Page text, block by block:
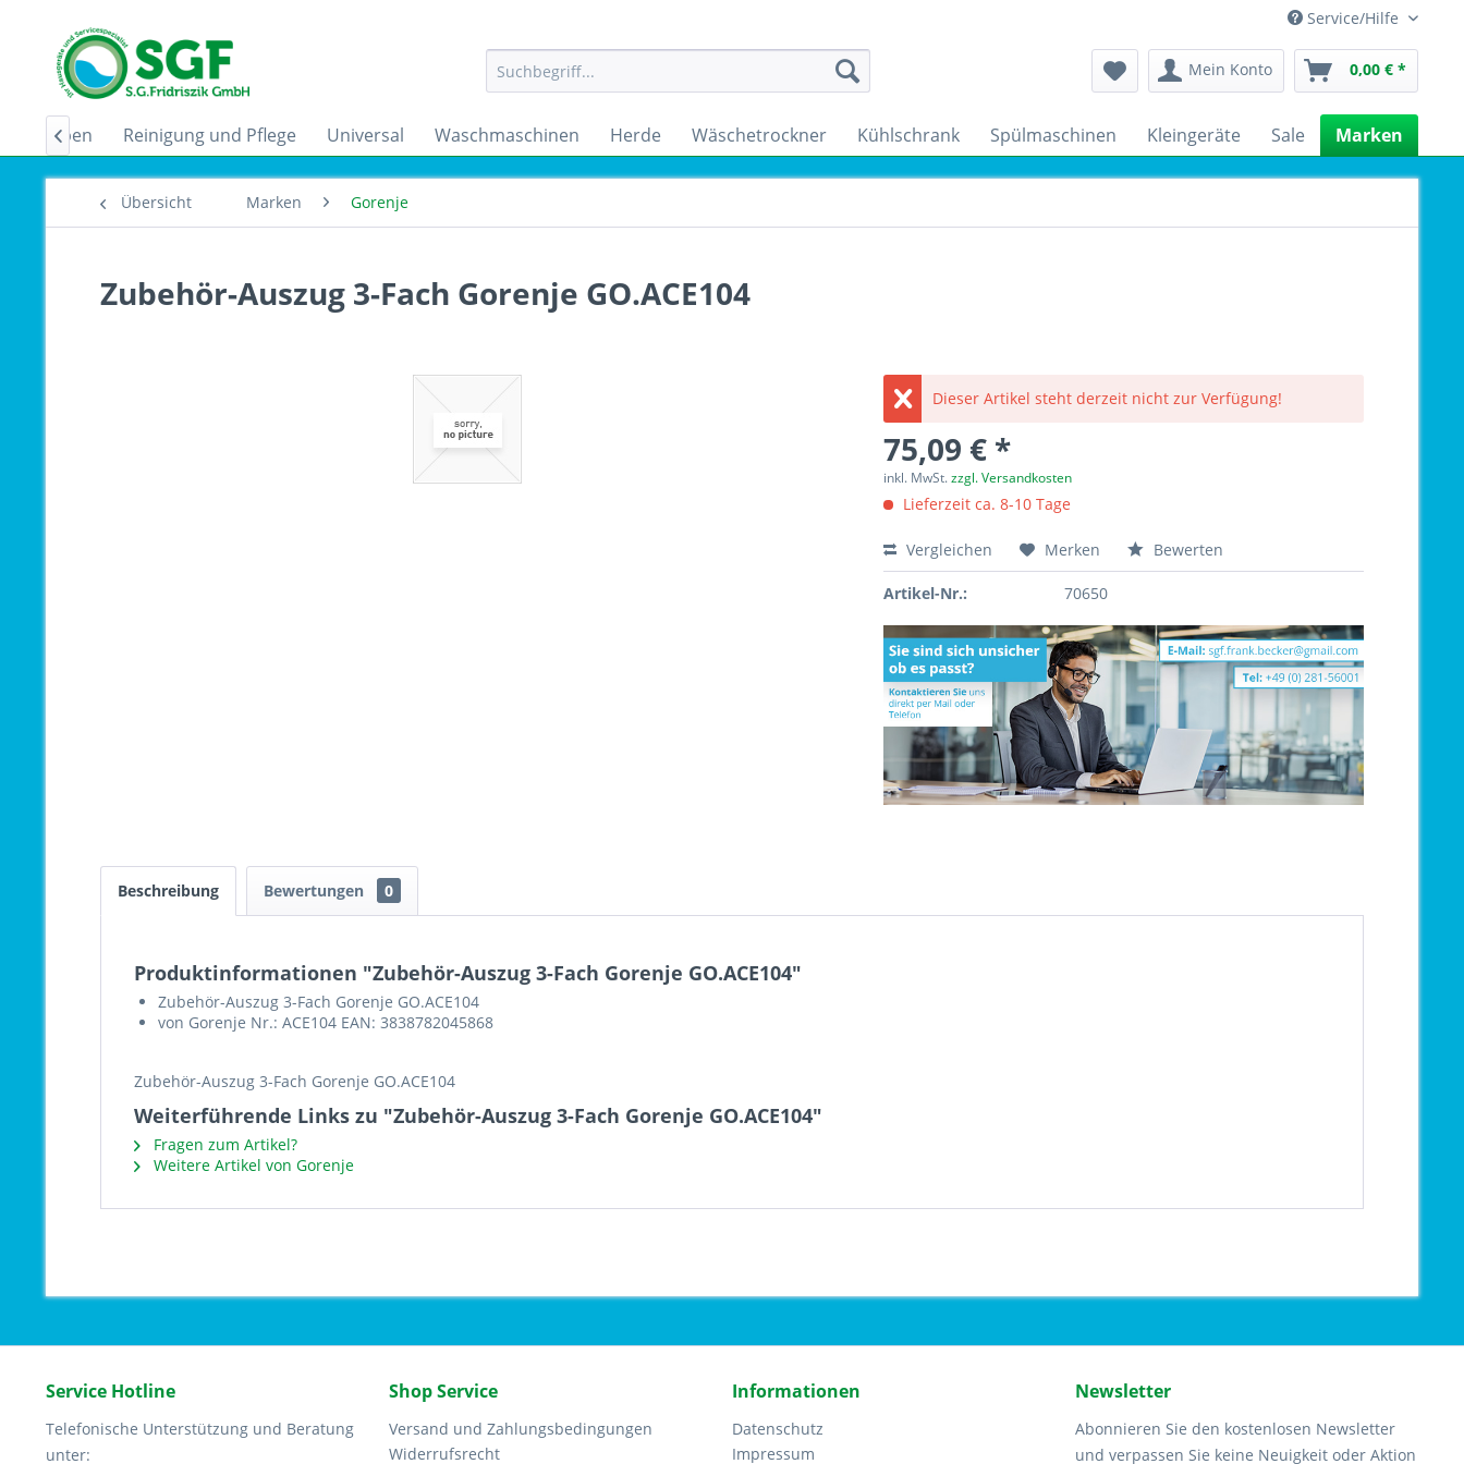
Service/Hilfe
Mein Konto 0,00 € *
Reinigung und Pflege Universal Waschmaschinen Herde Wäschetrockner Kühlschrank Spülmaschinen Kleingeräte Sale Marken

Übersicht Marken Gorenje
Zubehör-Auszug 3-Fach Gorenje GO.ACE104
Dieser Artikel steht derzeit nicht zur Verfügung!
75,09 € *
inkl. MwSt.zzgl. Versandkosten
Lieferzeit ca. 8-10 Tage
Vergleichen Merken Bewerten
Artikel-Nr.: 70650
Beschreibung Bewertungen 0
Produktinformationen "Zubehör-Auszug 3-Fach Gorenje GO.ACE104"
Zubehör-Auszug 3-Fach Gorenje GO.ACE104
von Gorenje Nr.: ACE104 EAN: 3838782045868
Zubehör-Auszug 3-Fach Gorenje GO.ACE104
Weiterführende Links zu "Zubehör-Auszug 3-Fach Gorenje GO.ACE104"
Fragen zum Artikel?
Weitere Artikel von Gorenje
Service Hotline
Telefonische Unterstützung und Beratung
unter:
Shop Service
Versand und Zahlungsbedingungen
Widerrufsrecht
Informationen
Datenschutz
Impressum
Newsletter
Abonnieren Sie den kostenlosen Newsletter
und verpassen Sie keine Neuigkeit oder Aktion